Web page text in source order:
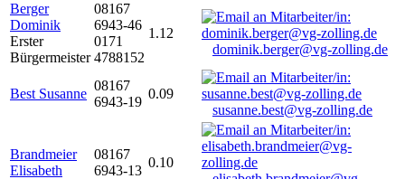
Berger
Dominik
Erster
Bürgermeister
08167
6943-46
0171
4788152
1.12
dominik.berger@vg-zolling.de
Best Susanne
08167
6943-19
0.09
susanne.best@vg-zolling.de
Brandmeier
Elisabeth
08167
6943-13
0.10